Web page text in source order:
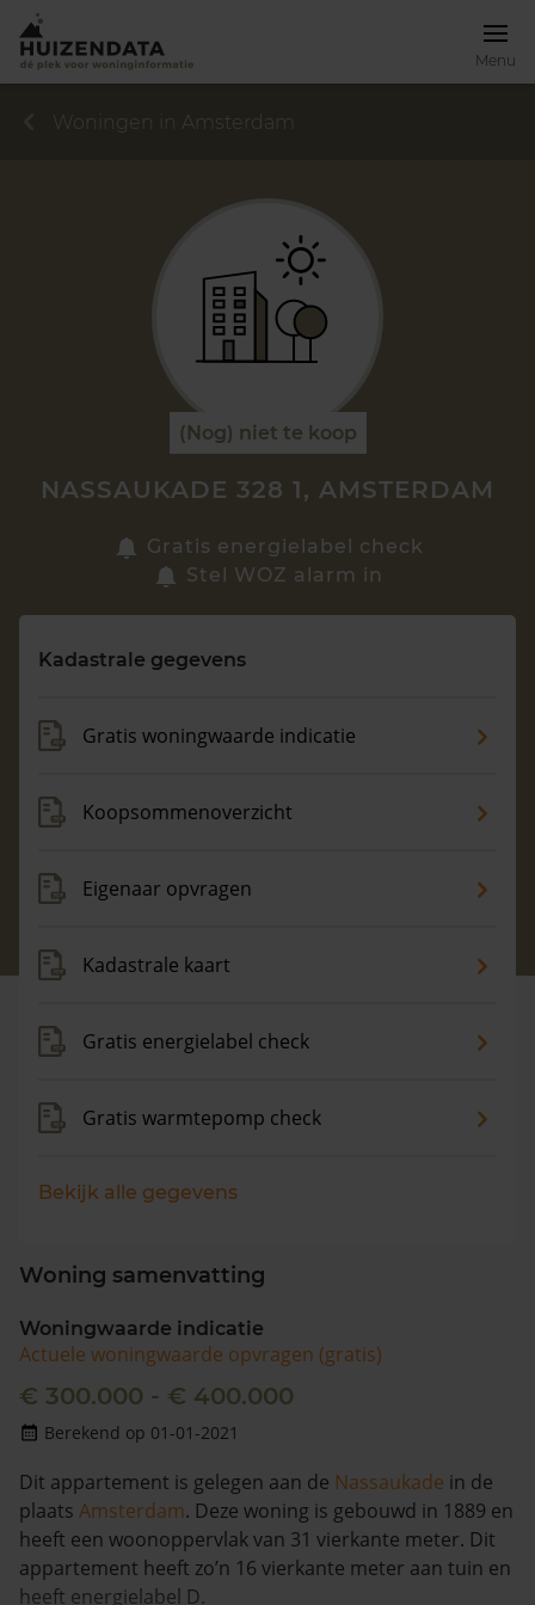
Menu
Zoek een woning
Maandag t/m vrijdag - 08:00 -18:00
Woningen in Amsterdam
(Nog) niet te koop
NASSAUKADE 328 1, AMSTERDAM
Gratis energielabel check
Stel WOZ alarm in
Kadastrale gegevens
Gratis woningwaarde indicatie
Koopsommenoverzicht
Eigenaar opvragen
Kadastrale kaart
Gratis energielabel check
Gratis warmtepomp check
Bekijk alle gegevens
Woning samenvatting
Woningwaarde indicatie
Actuele woningwaarde opvragen (gratis)
€ 300.000 - € 400.000
Berekend op 01-01-2021
Dit appartement is gelegen aan de Nassaukade in de
plaats Amsterdam. Deze woning is gebouwd in 1889 en
heeft een woonoppervlak van 31 vierkante meter. Dit
appartement heeft zo’n 16 vierkante meter aan tuin en
heeft energielabel D.